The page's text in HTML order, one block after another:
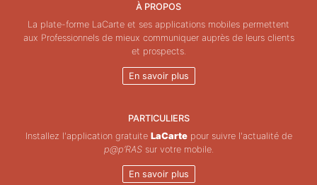
À PROPOS
La plate-forme LaCarte et ses applications mobiles permettent
aux Professionnels de mieux communiquer auprès de leurs clients
et prospects.
En savoir plus
PARTICULIERS
Installez l'application gratuite LaCartepour suivre l'actualité de
p@p’RASsur votre mobile.
En savoir plus